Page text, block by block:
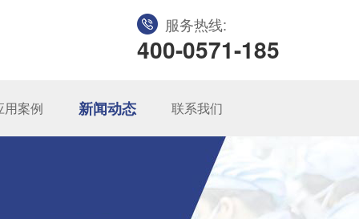
服务热线:
400-0571-185
用案例 新闻动态 联系我们